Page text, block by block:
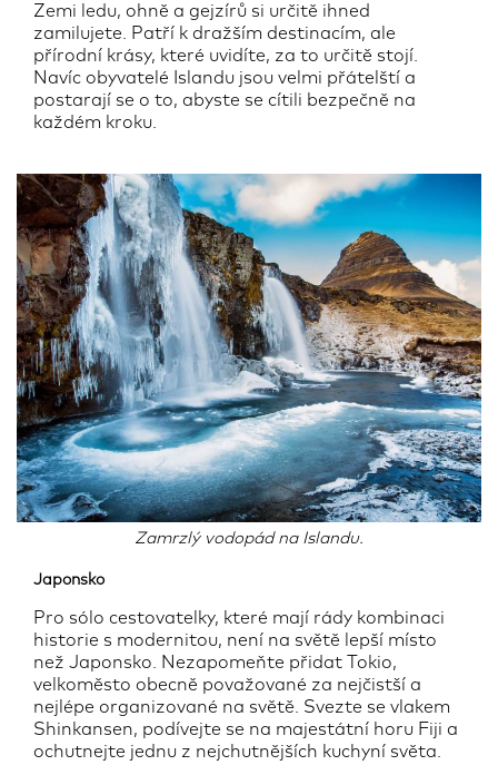
Zemi ledu, ohně a gejzírů si určitě ihned
zamilujete. Patří k dražším destinacím, ale
přírodní krásy, které uvidíte, za to určitě stojí.
Navíc obyvatelé Islandu jsou velmi přátelští a
postarají se o to, abyste se cítili bezpečně na
každém kroku.
Zamrzlý vodopád na Islandu.
Japonsko
Pro sólo cestovatelky, které mají rády kombinaci
historie s modernitou, není na světě lepší místo
než Japonsko. Nezapomeňte přidat Tokio,
velkoměsto obecně považované za nejčistší a
nejlépe organizované na světě. Svezte se vlakem
Shinkansen, podívejte se na majestátní horu Fiji a
ochutnejte jednu z nejchutnějších kuchyní světa.